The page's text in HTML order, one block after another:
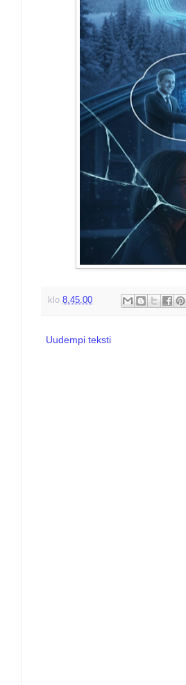
klo 8.45.00
Uudempi teksti